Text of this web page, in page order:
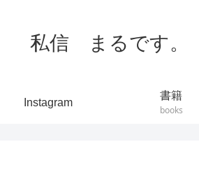
私信 まるです。
Instagram
書籍
books